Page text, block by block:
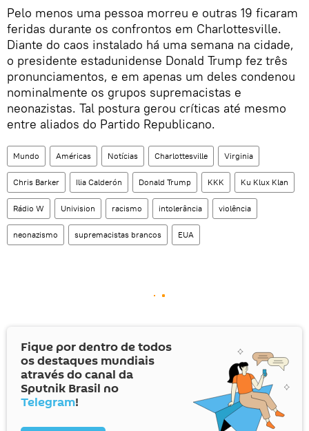
Pelo menos uma pessoa morreu e outras 19 ficaram
feridas durante os confrontos em Charlottesville.
Diante do caos instalado há uma semana na cidade,
o presidente estadunidense Donald Trump fez três
pronunciamentos, e em apenas um deles condenou
nominalmente os grupos supremacistas e
neonazistas. Tal postura gerou críticas até mesmo
entre aliados do Partido Republicano.
Mundo Américas Notícias Charlottesville Virginia
Chris Barker Ilia Calderón Donald Trump KKK Ku Klux Klan
Rádio W Univision racismo intolerância violência
neonazismo supremacistas brancos EUA
Fique por dentro de todos
os destaques mundiais
através do canal da
Sputnik Brasil no
Telegram!